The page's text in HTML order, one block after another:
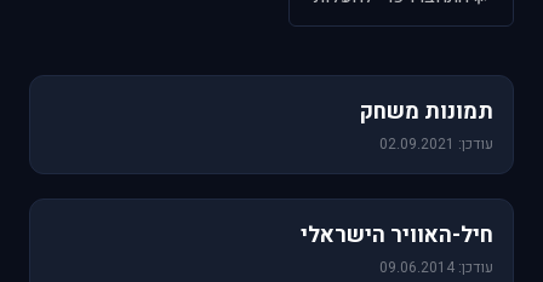
תמונות משחק
עודכן: 02.09.2021
חיל-האוויר הישראלי
עודכן: 09.06.2014